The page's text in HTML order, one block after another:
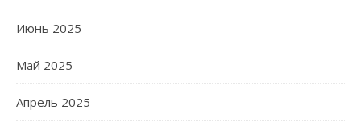
Июнь 2025
Май 2025
Апрель 2025